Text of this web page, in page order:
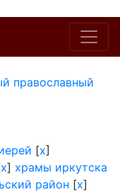
православный
[x]
x] храмы иркутска
район [x]